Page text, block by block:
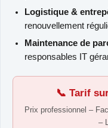
Logistique &
renouvellement
Maintenance de
responsables IT
📞 Tarif
Prix professionnel –
–